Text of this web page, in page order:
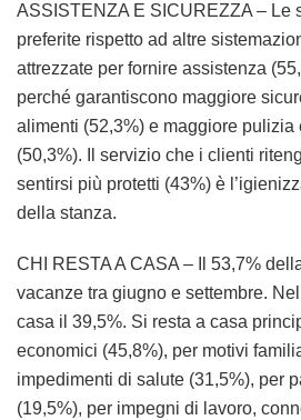
ASSISTENZA E SICUREZZA – Le
preferite rispetto ad altre
attrezzate per fornire assistenza
perché garantiscono maggiore
alimenti (52,3%) e maggiore
(50,3%). Il servizio che i clienti
sentirsi più protetti (43%) è
della stanza.
CHI RESTA A CASA – Il 53,7%
vacanze tra giugno e settembre.
casa il 39,5%. Si resta a casa
economici (45,8%), per motivi
impedimenti di salute (31,5%), per
(19,5%), per impegni di lavoro,